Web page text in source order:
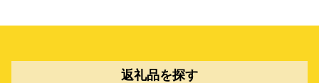
返礼品を探す